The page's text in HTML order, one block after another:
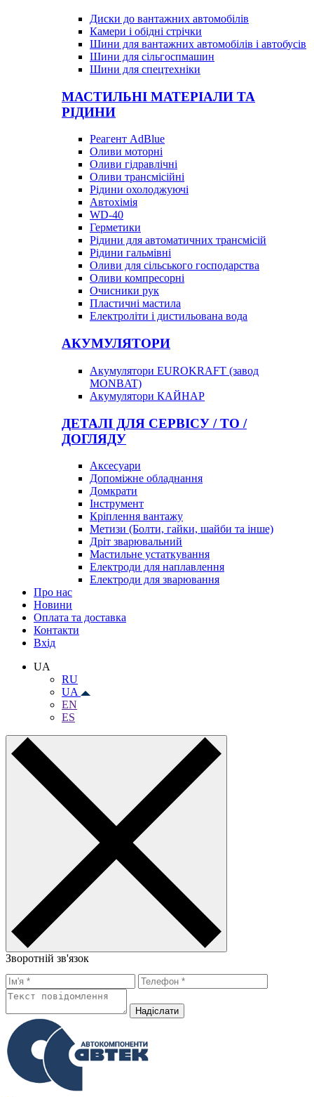
Диски до вантажних автомобілів
Камери і обідні стрічки
Шини для вантажних автомобілів і автобусів
Шини для сільгоспмашин
Шини для спецтехніки
МАСТИЛЬНІ МАТЕРІАЛИ ТА
РІДИНИ
Реагент AdBlue
Оливи моторні
Оливи гідравлічні
Оливи трансмісійні
Рідини охолоджуючі
Автохімія
WD-40
Герметики
Рідини для автоматичних трансмісій
Рідини гальмівні
Оливи для сільського господарства
Оливи компресорні
Очисники рук
Пластичні мастила
Електроліти і дистильована вода
АКУМУЛЯТОРИ
Акумулятори EUROKRAFT (завод
MONBAT)
Акумулятори КАЙНАР
ДЕТАЛІ ДЛЯ СЕРВІСУ / ТО /
ДОГЛЯДУ
Аксесуари
Допоміжне обладнання
Домкрати
Інструмент
Кріплення вантажу
Метизи (Болти, гайки, шайби та інше)
Дріт зварювальний
Мастильне устаткування
Електроди для наплавлення
Електроди для зварювання
Про нас
Новини
Оплата та доставка
Контакти
Вхiд
UA
RU
UA
EN
ES
Зворотній зв'язок
Надiслати